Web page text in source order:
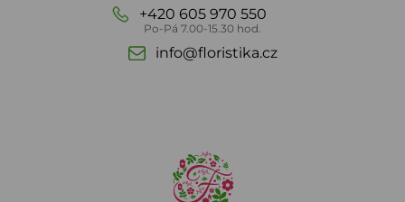
+420 605 970 550
Po-Pá 7.00-15.30 hod.
info@floristika.cz